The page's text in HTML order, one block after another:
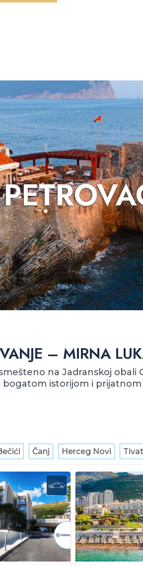
– MIRNA
na Jadranskoj obali
bogatom istorijom i
Čanj Herceg Novi Tivat